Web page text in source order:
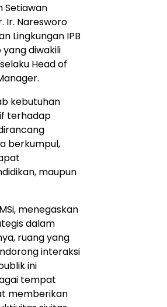
Setiawan
Ir. Naresworo
Lingkungan IPB
diwakili
Head of
kebutuhan
terhadap
berkumpul,
maupun
menegaskan
dalam
ruang yang
interaksi
ini
tempat
memberikan